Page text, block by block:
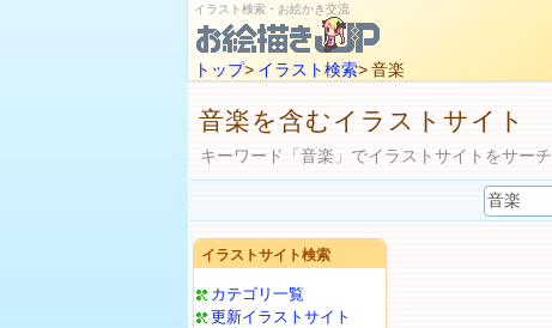
イラスト検索・お絵かき交流
トップ> イラスト検索> 音楽
音楽を含むイラストサイト
キーワード「音楽」でイラストサイトをサーチ
イラストサイト検索
カテゴリ一覧
更新イラストサイト